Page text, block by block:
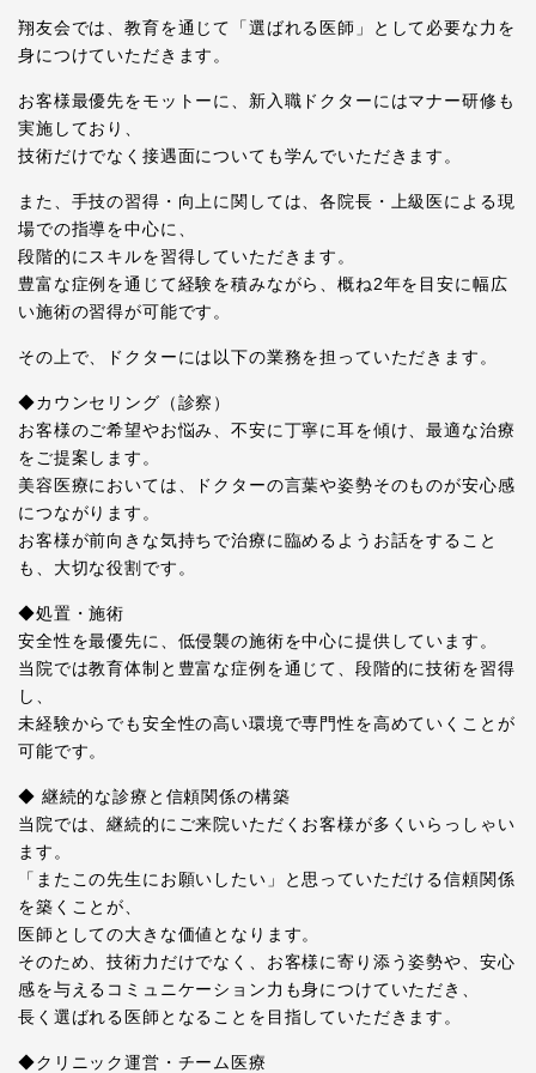
翔友会では、教育を通じて「選ばれる医師」として必要な力を
身につけていただきます。
お客様最優先をモットーに、新入職ドクターにはマナー研修も
実施しており、
技術だけでなく接遇面についても学んでいただきます。
また、手技の習得・向上に関しては、各院長・上級医による現
場での指導を中心に、
段階的にスキルを習得していただきます。
豊富な症例を通じて経験を積みながら、概ね2年を目安に幅広
い施術の習得が可能です。
その上で、ドクターには以下の業務を担っていただきます。
◆カウンセリング（診察）
お客様のご希望やお悩み、不安に丁寧に耳を傾け、最適な治療
をご提案します。
美容医療においては、ドクターの言葉や姿勢そのものが安心感
につながります。
お客様が前向きな気持ちで治療に臨めるようお話をすること
も、大切な役割です。
◆処置・施術
安全性を最優先に、低侵襲の施術を中心に提供しています。
当院では教育体制と豊富な症例を通じて、段階的に技術を習得
し、
未経験からでも安全性の高い環境で専門性を高めていくことが
可能です。
◆ 継続的な診療と信頼関係の構築
当院では、継続的にご来院いただくお客様が多くいらっしゃい
ます。
「またこの先生にお願いしたい」と思っていただける信頼関係
を築くことが、
医師としての大きな価値となります。
そのため、技術力だけでなく、お客様に寄り添う姿勢や、安心
感を与えるコミュニケーション力も身につけていただき、
長く選ばれる医師となることを目指していただきます。
◆クリニック運営・チーム医療